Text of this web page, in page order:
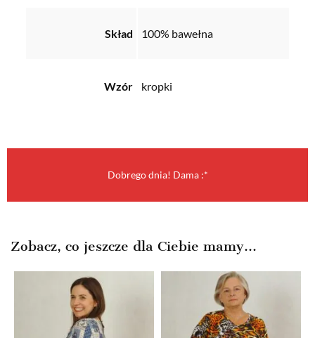
Skład 100% bawełna
Wzór kropki
Dobrego dnia! Dama :*
Zobacz, co jeszcze dla Ciebie mamy...